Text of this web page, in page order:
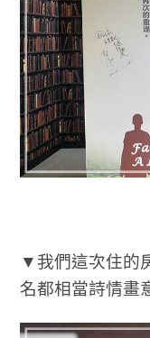
▼我們這次住的
名都相當詩情畫